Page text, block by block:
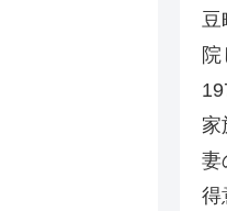
豆
家
妻
得